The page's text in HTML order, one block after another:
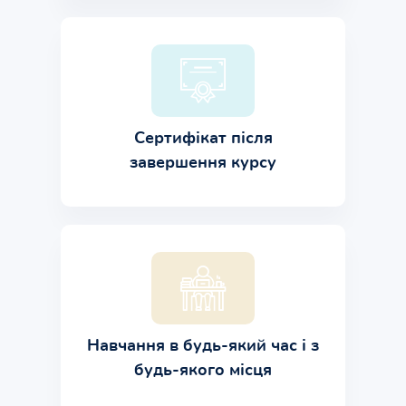
Сертифікат після
завершення курсу
Навчання в будь-який час і з
будь-якого місця